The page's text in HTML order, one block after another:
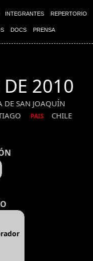
INTEGRANTES REPERTORIO
DOCS PRENSA
DE 2010
DE SAN JOAQUÍN
PAIS CHILE